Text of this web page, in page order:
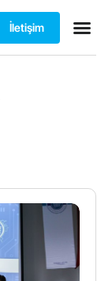
İletişim